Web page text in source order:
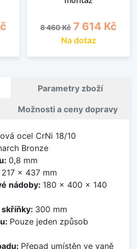
Běžná cena
8 460 Kč Cena
7 614 Kč
Na dotaz
Parametry zboží
Možnosti a ceny dopravy
ocel CrNi 18/10
Bronze
0,8 mm
217 x 437 mm
nádoby: 180 x 400 x 140
300 mm
Pouze jeden způsob
Přepad umístěn ve vaně